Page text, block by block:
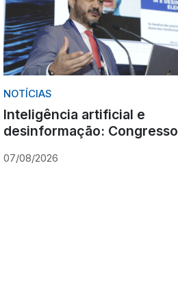
NOTÍCIAS
Inteligência artificial e
desinformação:
07/08/2026